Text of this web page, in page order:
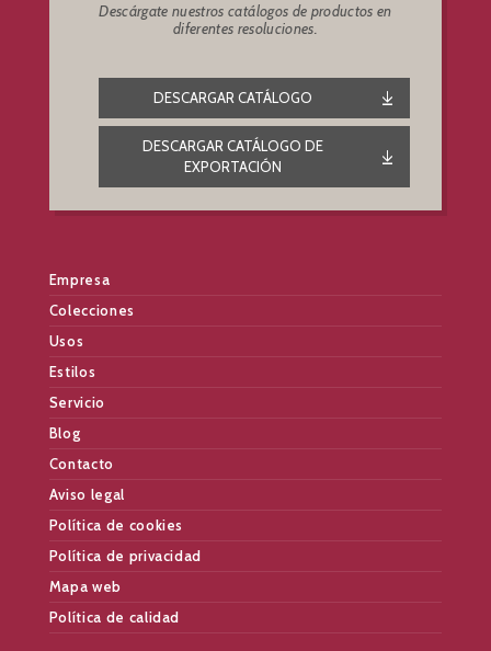
Descárgate nuestros catálogos de productos en
diferentes resoluciones.
DESCARGAR CATÁLOGO
DESCARGAR CATÁLOGO DE
EXPORTACIÓN
Empresa
Colecciones
Usos
Estilos
Servicio
Blog
Contacto
Aviso legal
Política de cookies
Política de privacidad
Mapa web
Política de calidad